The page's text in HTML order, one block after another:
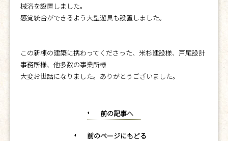
械浴を設置しました。
感覚統合ができるよう大型遊具も設置しました。
この新棟の建築に携わってくださった、米杉建設様、戸尾設計
事務所様、他多数の事業所様
大変お世話になりました。ありがとうございました。
前の記事へ
前のページにもどる